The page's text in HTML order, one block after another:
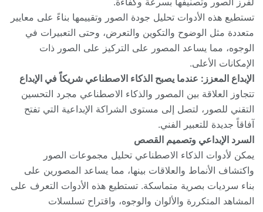
تستطيع هذه الأدوات تحليل جودة الصور وتقييمها بناءً على معايير
متعددة مثل الوضوح والتكوين والتعرض، وحتى التعبيرات في
الوجوه، مما يساعد المصور على التركيز على الصور ذات
الإمكانات الأعلى.
الإبداع المعزز: عندما يصبح الذكاء الاصطناعي شريكاً في الإبداع
تتجاوز العلاقة بين المصور والذكاء الاصطناعي مجرد التحسين
التقني للصور، لتصل إلى مستوى الشراكة الإبداعية التي تفتح
آفاقاً جديدة للتعبير الفني.
السرد الإبداعي وتصميم القصص
يمكن لأدوات الذكاء الاصطناعي تحليل مجموعات الصور
واكتشاف الأنماط والعلاقات بينها، مما يساعد المصورين على
بناء سرديات بصرية متماسكة. تستطيع هذه الأدوات التعرف على
المشاهد المتكررة والألوان والوجوه، واقتراح تسلسلات